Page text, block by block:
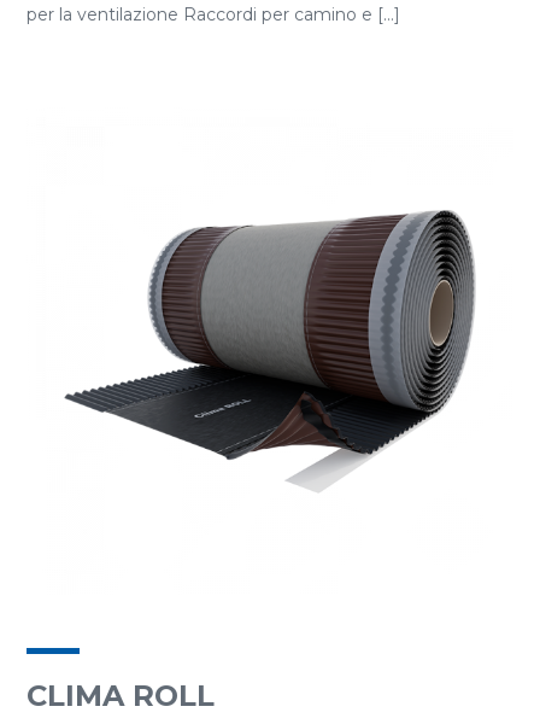
per la ventilazione Raccordi per camino e [...]
CLIMA ROLL